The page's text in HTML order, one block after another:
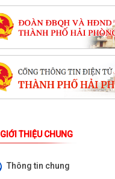
GIỚI THIỆU CHUNG
Thông tin chung